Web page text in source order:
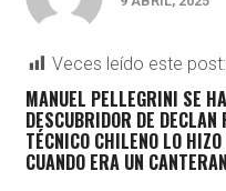
Veces leído este post:
MANUEL PELLEGRINI SE
DESCUBRIDOR DE
TÉCNICO CHILENO LO
CUANDO ERA UN